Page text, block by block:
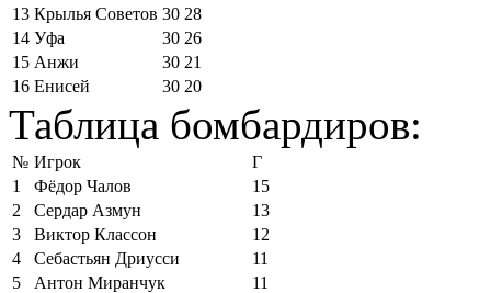
13 Крылья Советов 30 28
14 Уфа 30 26
15 Анжи 30 21
16 Енисей 30 20
Таблица бомбардиров:
№ Игрок
Г
1
Фёдор Чалов
15
2
Сердар Азмун
13
3
Виктор Классон
12
4
Себастьян Дриусси
11
5
Антон Миранчук
11